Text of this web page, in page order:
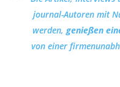
journal-Autoren mit
werden, genießen
von einer